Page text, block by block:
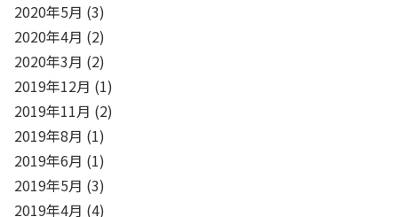
2020年5月 (3)
2020年4月 (2)
2020年3月 (2)
2019年12月 (1)
2019年11月 (2)
2019年8月 (1)
2019年6月 (1)
2019年5月 (3)
2019年4月 (4)